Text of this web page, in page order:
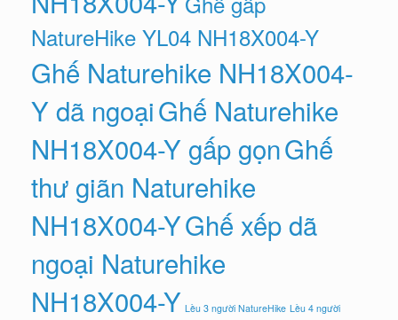
NatureHike YL04 NH18X004-Y
Ghế Naturehike NH18X004-
Y dã ngoạiGhế Naturehike
NH18X004-Y gấp gọnGhế
thư giãn Naturehike
NH18X004-YGhế xếp dã
ngoại Naturehike
NH18X004-Y Lều 3 người NatureHike Lều 4 người